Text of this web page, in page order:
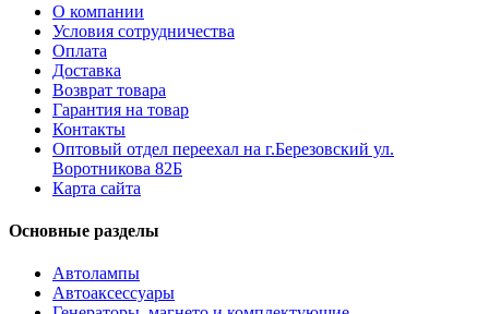
О компании
Условия сотрудничества
Оплата
Доставка
Возврат товара
Гарантия на товар
Контакты
Оптовый отдел переехал на г.Березовский ул.
Воротникова 82Б
Карта сайта
Основные разделы
Автолампы
Автоаксессуары